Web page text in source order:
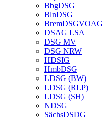
BbgDSG
BlnDSG
BremDSGVOAG
DSAG LSA
DSG MV
DSG NRW
HDSIG
HmbDSG
LDSG (BW)
LDSG (RLP)
LDSG (SH)
NDSG
SächsDSDG